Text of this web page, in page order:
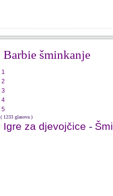
Barbie šminkanje
1
2
3
4
5
( 1233 glasova )
Igre za djevojčice -